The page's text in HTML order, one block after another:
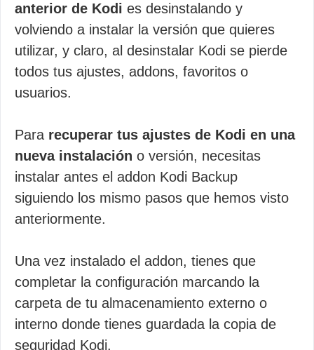
anterior de Kodi es desinstalando y
volviendo a instalar la versión que quieres
utilizar, y claro, al desinstalar Kodi se pierde
todos tus ajustes, addons, favoritos o
usuarios.
Para recuperar tus ajustes de Kodi en una
nueva instalación o versión, necesitas
instalar antes el addon Kodi Backup
siguiendo los mismo pasos que hemos visto
anteriormente.
Una vez instalado el addon, tienes que
completar la configuración marcando la
carpeta de tu almacenamiento externo o
interno donde tienes guardada la copia de
seguridad Kodi.